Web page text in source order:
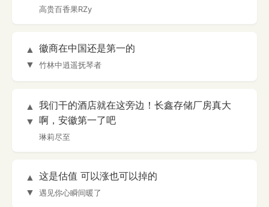
高贵百香果RZy
▲
▼
徽商在中国还是第一的
竹林中逍遥抚琴者
▲
▼
我们干的酒店就在这旁边！长鑫存储厂房真大
啊，安徽第一了吧
琳莉尽至
▲
▼
这是估值 可以涨也可以掉的
遇见你心瞬间暖了